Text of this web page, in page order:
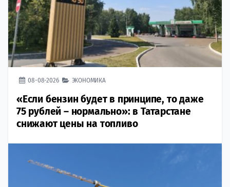
08-08-2026 ЭКОНОМИКА
«Если бензин будет в принципе, то даже
75 рублей – нормально»: в Татарстане
снижают цены на топливо